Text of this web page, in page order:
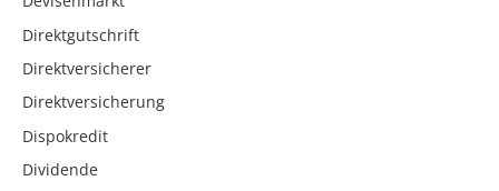
Direktgutschrift
Direktversicherer
Direktversicherung
Dispokredit
Dividende